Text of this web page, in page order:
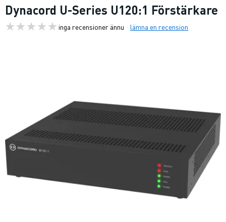
Dynacord U-Series U120:1 Förstärkare
inga recensioner ännu lämna en recension